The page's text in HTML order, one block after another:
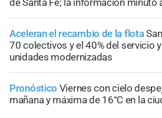
de Santa Fe; la información minuto
Aceleran el recambio de la flota
70 colectivos y el 40% del servicio
unidades modernizadas
Pronóstico Viernes con cielo
mañana y máxima de 16°C en la